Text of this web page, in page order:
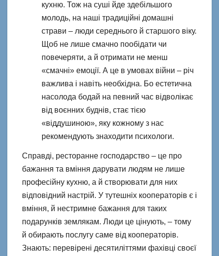
кухню. Тож на суші йде здебільшого
молодь, на наші традиційні домашні
страви – люди середнього й старшого віку.
Щоб не лише смачно пообідати чи
повечеряти, а й отримати не менш
«смачні» емоції. А це в умовах війни – річ
важлива і навіть необхідна. Бо естетична
насолода бодай на певний час відволікає
від воєнних буднів, стає тією
«віддушиною», яку кожному з нас
рекомендують знаходити психологи.
Справді, ресторанне господарство – це про
бажання та вміння дарувати людям не лише
професійну кухню, а й створювати для них
відповідний настрій. У тутешніх кооператорів є і
вміння, й нестримне бажання для таких
подарунків землякам. Люди це цінують, – тому
й обирають послугу саме від кооператорів.
Знають: перевірені десятиліттями фахівці своєї